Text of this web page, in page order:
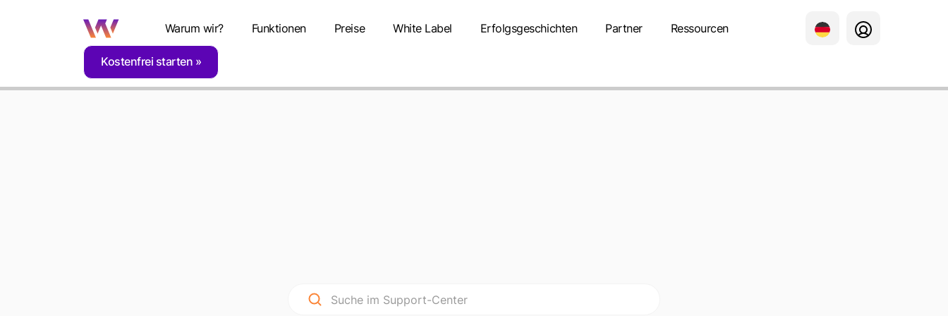
Warum wir? Funktionen Preise White Label Erfolgsgeschichten Partner Ressourcen
Kostenfrei starten
Home Glossar